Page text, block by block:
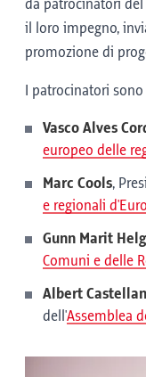
da patrocinatori del
il loro impegno,
promozione di
I patrocinatori sono
Vasco Alves
europeo delle
Marc Cools,
e regionali
Gunn Marit
Comuni e delle
Albert
dell'Assemblea